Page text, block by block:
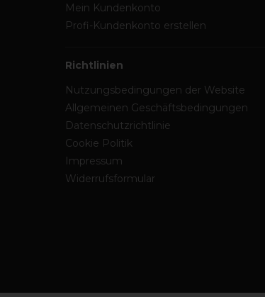
Mein Kundenkonto
Profi-Kundenkonto erstellen
Richtlinien
Nutzungsbedingungen der Website
Allgemeinen Geschäftsbedingungen
Datenschutzrichtlinie
Cookie Politik
Impressum
Widerrufsformular